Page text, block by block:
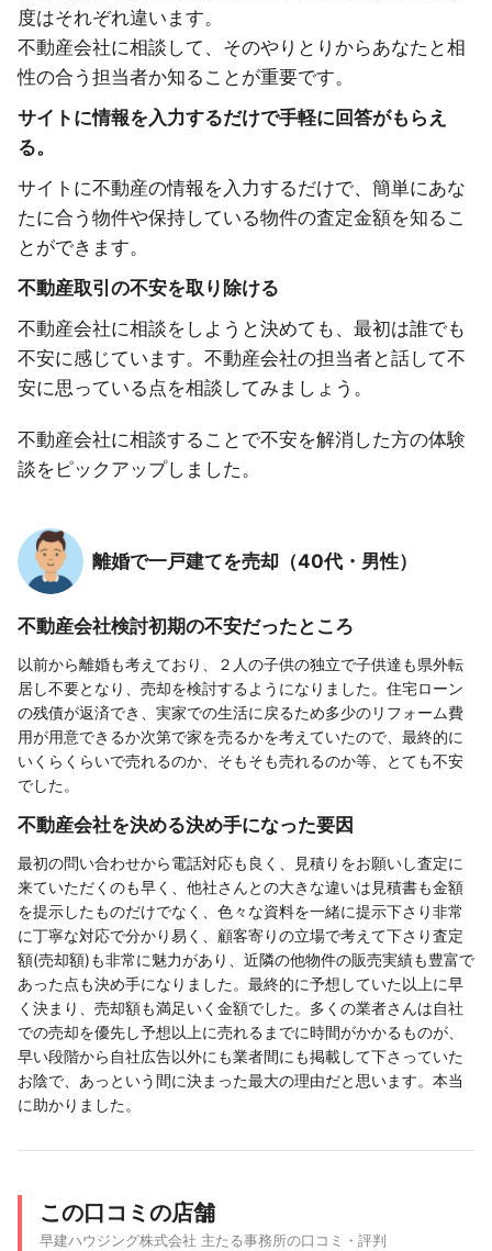
度はそれぞれ違います。
不動産会社に相談して、そのやりとりからあなたと相
性の合う担当者か知ることが重要です。
サイトに情報を入力するだけで手軽に回答がもらえ
る。
サイトに不動産の情報を入力するだけで、簡単にあな
たに合う物件や保持している物件の査定金額を知るこ
とができます。
不動産取引の不安を取り除ける
不動産会社に相談をしようと決めても、最初は誰でも
不安に感じています。不動産会社の担当者と話して不
安に思っている点を相談してみましょう。
不動産会社に相談することで不安を解消した方の体験
談をピックアップしました。
離婚で一戸建てを売却（40代・男性）
不動産会社検討初期の不安だったところ
以前から離婚も考えており、２人の子供の独立で子供達も県外転
居し不要となり、売却を検討するようになりました。住宅ローン
の残債が返済でき、実家での生活に戻るため多少のリフォーム費
用が用意できるか次第で家を売るかを考えていたので、最終的に
いくらくらいで売れるのか、そもそも売れるのか等、とても不安
でした。
不動産会社を決める決め手になった要因
最初の問い合わせから電話対応も良く、見積りをお願いし査定に
来ていただくのも早く、他社さんとの大きな違いは見積書も金額
を提示したものだけでなく、色々な資料を一緒に提示下さり非常
に丁寧な対応で分かり易く、顧客寄りの立場で考えて下さり査定
額(売却額)も非常に魅力があり、近隣の他物件の販売実績も豊富で
あった点も決め手になりました。最終的に予想していた以上に早
く決まり、売却額も満足いく金額でした。多くの業者さんは自社
での売却を優先し予想以上に売れるまでに時間がかかるものが、
早い段階から自社広告以外にも業者間にも掲載して下さっていた
お陰で、あっという間に決まった最大の理由だと思います。本当
に助かりました。
この口コミの店舗
早建ハウジング株式会社 主たる事務所の口コミ・評判